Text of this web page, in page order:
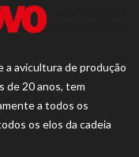
a avicultura de produção
de 20 anos, tem
a todos os
os elos da cadeia